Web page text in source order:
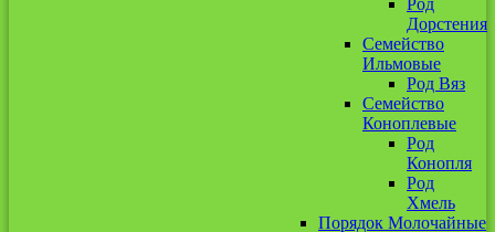
Род
Дорстения
Семейство
Ильмовые
Род Вяз
Семейство
Коноплевые
Род
Конопля
Род
Хмель
Порядок Молочайные